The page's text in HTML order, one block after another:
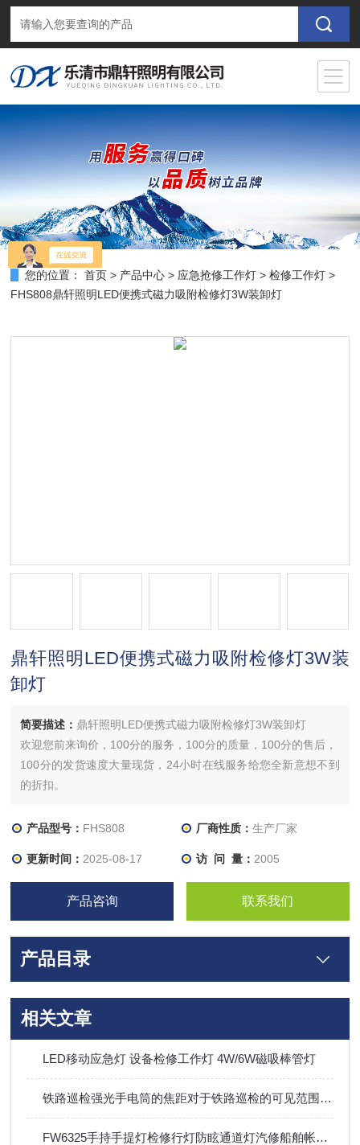
您的位置： 首页 > 产品中心 > 应急抢修工作灯 >检修工作灯 >
FHS808鼎轩照明LED便携式磁力吸附检修灯3W装卸灯
鼎轩照明LED便携式磁力吸附检修灯3W装
卸灯
简要描述： 鼎轩照明LED便携式磁力吸附检修灯3W装卸灯
欢迎您前来询价，100分的服务，100分的质量，100分的售后，
100分的发货速度大量现货，24小时在线服务给您全新意想不到
的折扣。
产品型号： FHS808 厂商性质： 生产厂家
更新时间： 2025-08-17 访 问 量： 2005
产品咨询 联系我们
产品目录
相关文章
LED移动应急灯 设备检修工作灯 4W/6W磁吸棒管灯
铁路巡检强光手电筒的焦距对于铁路巡检的可见范围有何影响？
FW6325手持手提灯检修行灯防眩通道灯汽修船舶帐篷24V36V